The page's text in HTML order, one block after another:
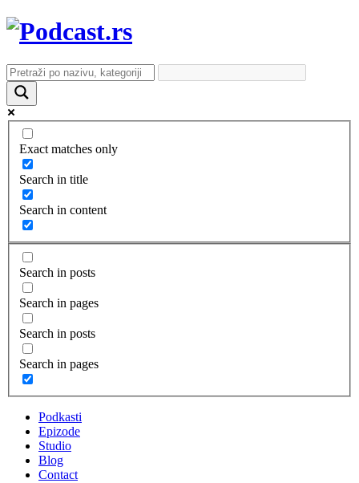
Exact matches only
Search in title
Search in content
Search in posts
Search in pages
Search in posts
Search in pages
Podkasti
Epizode
Studio
Blog
Contact